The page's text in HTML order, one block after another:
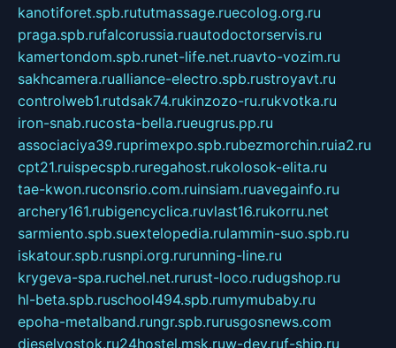
kanotiforet.spb.rututmassage.ruecolog.org.ru
praga.spb.rufalcorussia.ruautodoctorservis.ru
kamertondom.spb.runet-life.net.ruavto-vozim.ru
sakhcamera.rualliance-electro.spb.rustroyavt.ru
controlweb1.rutdsak74.rukinzozo-ru.rukvotka.ru
iron-snab.rucosta-bella.rueugrus.pp.ru
associaciya39.ruprimexpo.spb.rubezmorchin.ruia2.ru
cpt21.ruispecspb.ruregahost.rukolosok-elita.ru
tae-kwon.ruconsrio.com.ruinsiam.ruavegainfo.ru
archery161.rubigencyclica.ruvlast16.rukorru.net
sarmiento.spb.suextelopedia.rulammin-suo.spb.ru
iskatour.spb.rusnpi.org.rurunning-line.ru
krygeva-spa.ruchel.net.rurust-loco.rudugshop.ru
hl-beta.spb.ruschool494.spb.rumymubaby.ru
epoha-metalband.rungr.spb.rurusgosnews.com
dieselvostok.ru24hostel.msk.ruw-dev.ruf-ship.ru